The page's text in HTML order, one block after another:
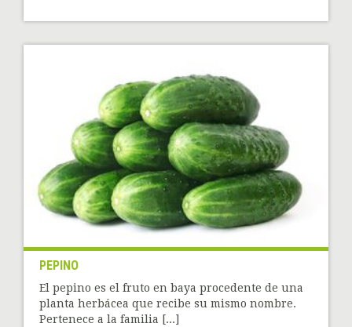
PEPINO
El pepino es el fruto en baya procedente de una
planta herbácea que recibe su mismo nombre.
Pertenece a la familia [...]